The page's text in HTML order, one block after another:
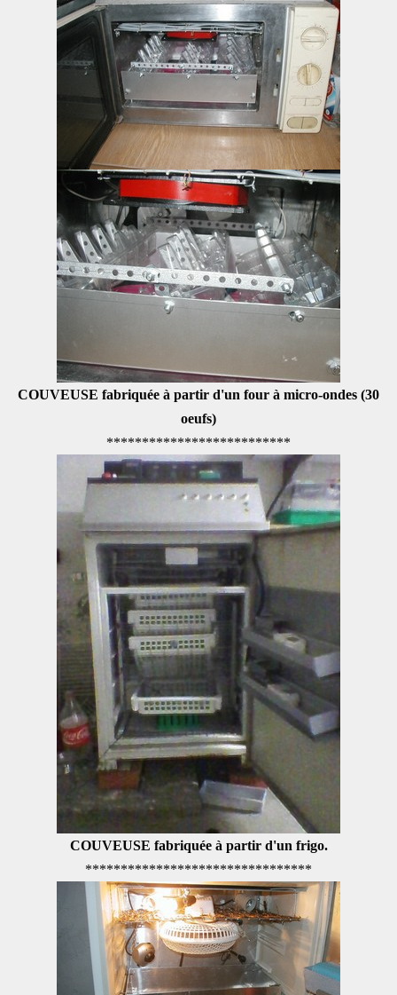
COUVEUSE fabriquée à partir d'un four à micro-ondes (30
oeufs)
**************************
COUVEUSE fabriquée à partir d'un frigo.
********************************